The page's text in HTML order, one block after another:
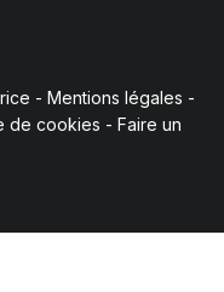
- Mentions légales -
de cookies - Faire un